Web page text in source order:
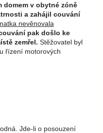
v obytné zóně
a zahájil couvání
nevěnovala
pak došlo ke
zemřel. Stěžovatel byl
řízení motorových
Jde-li o posouzení